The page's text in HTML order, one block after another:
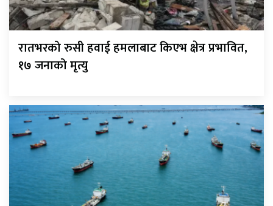
रातभरको रुसी हवाई हमलाबाट किएभ क्षेत्र प्रभावित,
१७ जनाको मृत्यु